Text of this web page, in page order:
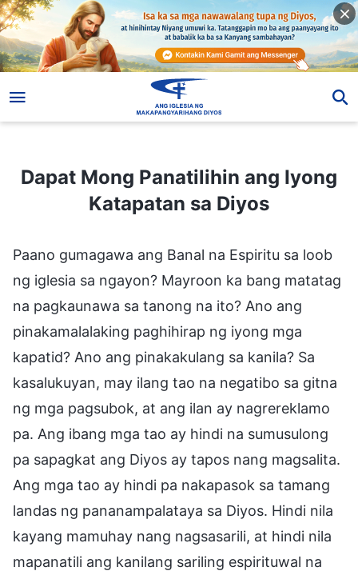
Dapat Mong Panatilihin ang Iyong Katapatan sa Diyos
Dapat Mong Panatilihin ang Iyong
Katapatan sa Diyos
Paano gumagawa ang Banal na Espiritu sa loob
ng iglesia sa ngayon? Mayroon ka bang matatag
na pagkaunawa sa tanong na ito? Ano ang
pinakamalalaking paghihirap ng iyong mga
kapatid? Ano ang pinakakulang sa kanila? Sa
kasalukuyan, may ilang tao na negatibo sa gitna
ng mga pagsubok, at ang ilan ay nagrereklamo
pa. Ang ibang mga tao ay hindi na sumusulong
pa sapagkat ang Diyos ay tapos nang magsalita.
Ang mga tao ay hindi pa nakapasok sa tamang
landas ng pananampalataya sa Diyos. Hindi nila
kayang mamuhay nang nagsasarili, at hindi nila
mapanatili ang kanilang sariling espirituwal na